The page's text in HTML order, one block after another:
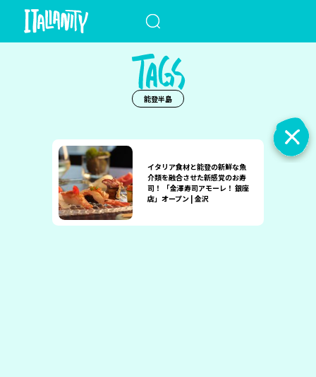
能登半島
イタリア食材と能登の新鮮な魚
介類を融合させた新感覚のお寿
司！ 「金澤寿司アモーレ！ 銀座
店」オープン | 金沢